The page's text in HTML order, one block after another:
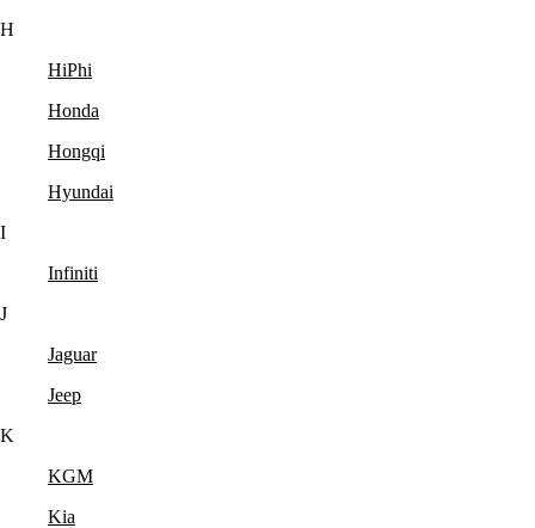
H
HiPhi
Honda
Hongqi
Hyundai
I
Infiniti
J
Jaguar
Jeep
K
KGM
Kia